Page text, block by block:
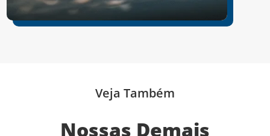
Nossas Demais
Veja Também